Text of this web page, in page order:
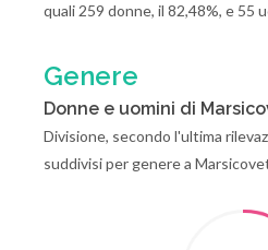
quali 259 donne, il 82,48%, e 55
Genere
Donne e uomini di
Divisione, secondo l'ultima
suddivisi per genere a